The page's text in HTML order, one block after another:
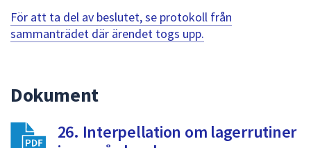
att
navigera
mellan
att
välja
För att ta del av beslutet, se protokoll från
sammanträdet där ärendet togs upp.
Dokument
26. Interpellation om lagerrutiner